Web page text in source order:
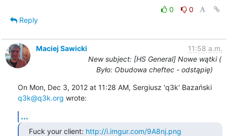
0
0
Reply
Maciej Sawicki
11:58 a.m.
New subject: [HS General] Nowe wątki (
Było: Obudowa cheftec - odstąpię)
On Mon, Dec 3, 2012 at 11:28 AM, Sergiusz 'q3k' Bazański
q3k@q3k.org wrote:
...
Fuck your client: http://i.imgur.com/9A8nj.png